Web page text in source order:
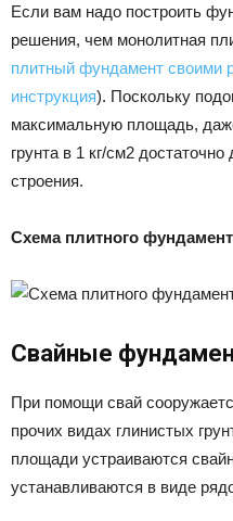
Если вам надо построить
решения, чем монолитная
плитный фундамент своими
инструкция). Поскольку
максимальную площадь,
грунта в 1 кг/см2
строения.
Схема плитного
Свайные
При помощи свай
прочих видах глинистых
площади устраиваются
устанавливаются в виде